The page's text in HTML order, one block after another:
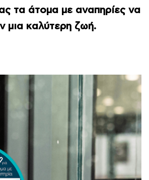
τα άτομα με αναπηρίες να
μια καλύτερη ζωή.